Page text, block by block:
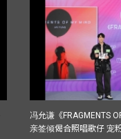
冯允谦《FRAGMENTS
亲签倾偈合照唱歌仔 宠